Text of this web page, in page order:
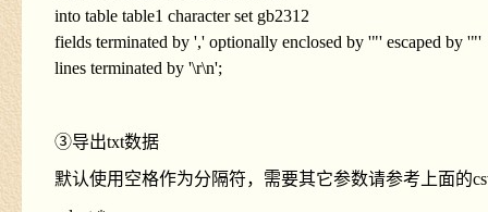
into table table1 character set gb2312
fields terminated by ',' optionally enclosed by '"' escaped by '"'
lines terminated by '\r\n';
③导出txt数据
默认使用空格作为分隔符，需要其它参数请参考上面的